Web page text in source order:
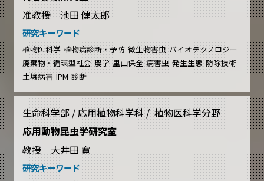
准教授 池田 健太郎
研究キーワード
植物医科学 植物病診断・予防 微生物害虫 バイオテクノロジー
廃棄物・循環型社会 農学 里山保全 病害虫 発生生態 防除技術
土壌病害 IPM 診断
生命科学部 / 応用植物科学科 / 植物医科学分野
応用動物昆虫学研究室
教授 大井田 寛
研究キーワード